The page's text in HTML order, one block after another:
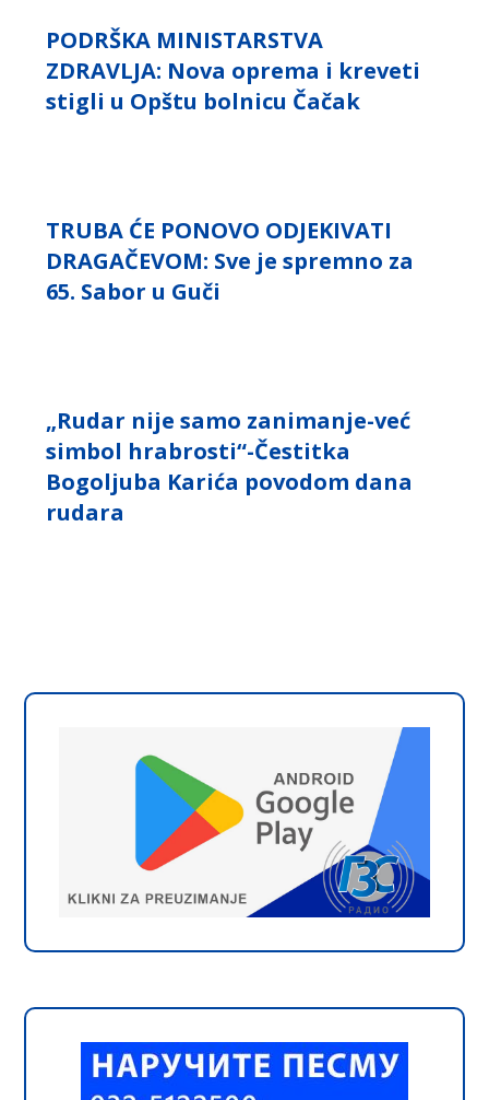
PODRŠKA MINISTARSTVA
ZDRAVLJA: Nova oprema i kreveti
stigli u Opštu bolnicu Čačak
TRUBA ĆE PONOVO ODJEKIVATI
DRAGAČEVOM: Sve je spremno za
65. Sabor u Guči
„Rudar nije samo zanimanje-već
simbol hrabrosti“-Čestitka
Bogoljuba Karića povodom dana
rudara